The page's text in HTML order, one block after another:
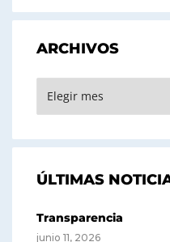
ARCHIVOS
ÚLTIMAS
Transparencia
junio 11, 2026